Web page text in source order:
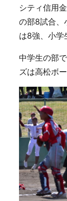
シティ信用
の部8試合、
は8強、小学
中学生の部
ズは高松ボ